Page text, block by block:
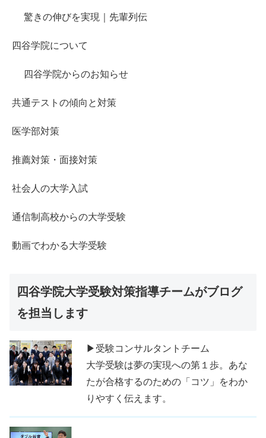
驚きの伸びを実現｜先輩列伝
四谷学院について
四谷学院からのお知らせ
共通テストの傾向と対策
医学部対策
推薦対策・面接対策
社会人の大学入試
通信制高校からの大学受験
動画でわかる大学受験
四谷学院大学受験対策指導チームがブログ
を担当します
▶受験コンサルタントチーム
大学受験は夢の実現への第１歩。あな
たが合格するのための「コツ」をわか
りやすく伝えます。